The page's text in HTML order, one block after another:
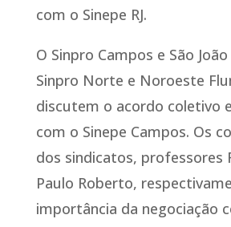
com o Sinepe RJ.
O Sinpro Campos e São
Sinpro Norte e Noroeste
discutem o acordo coletivo
com o Sinepe Campos. Os
dos sindicatos, professores
Paulo Roberto,
importância da negociação